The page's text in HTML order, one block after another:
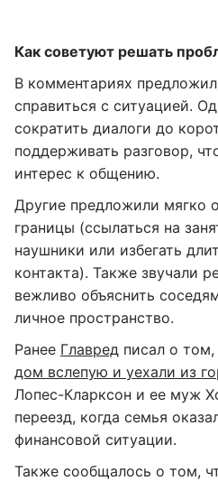
Как советуют решать
В комментариях
справиться с ситуацией.
сократить диалоги до
поддерживать разговор,
интерес к общению.
Другие предложили мягко
границы (ссылаться на
наушники или избегать
контакта). Также звучали
вежливо объяснить
личное пространство.
Ранее Главред писал о том,
дом вслепую и уехали из
Лопес-Кларксон и ее муж
переезд, когда семья
финансовой ситуации.
Также сообщалось о том,